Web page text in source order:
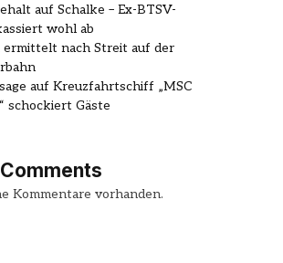
auf Schalke – Ex-BTSV-
wohl ab
ermittelt nach Streit auf der
auf Kreuzfahrtschiff „MSC
schockiert Gäste
Kommentare vorhanden.